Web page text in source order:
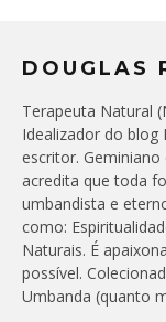
DOUGLAS
Terapeuta Natural
Idealizador do blog
escritor.
acredita que toda
umbandista e
como:
Naturais. É
possível.
Umbanda (quanto